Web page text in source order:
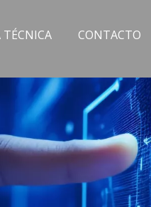
TÉCNICA CONTACTO